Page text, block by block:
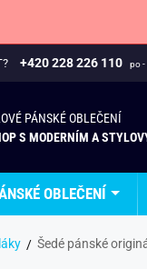
+420 228 226 110 po -
PÁNSKÉ OBLEČENÍ
S MODERNÍM A
OBLEČENÍ
Šedé pánské